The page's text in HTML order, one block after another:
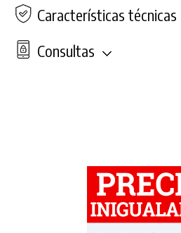
Características técnicas
Consultas